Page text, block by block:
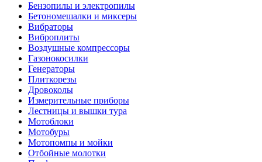
Бензопилы и электропилы
Бетономешалки и миксеры
Вибраторы
Виброплиты
Воздушные компрессоры
Газонокосилки
Генераторы
Плиткорезы
Дровоколы
Измерительные приборы
Лестницы и вышки тура
Мотоблоки
Мотобуры
Мотопомпы и мойки
Отбойные молотки